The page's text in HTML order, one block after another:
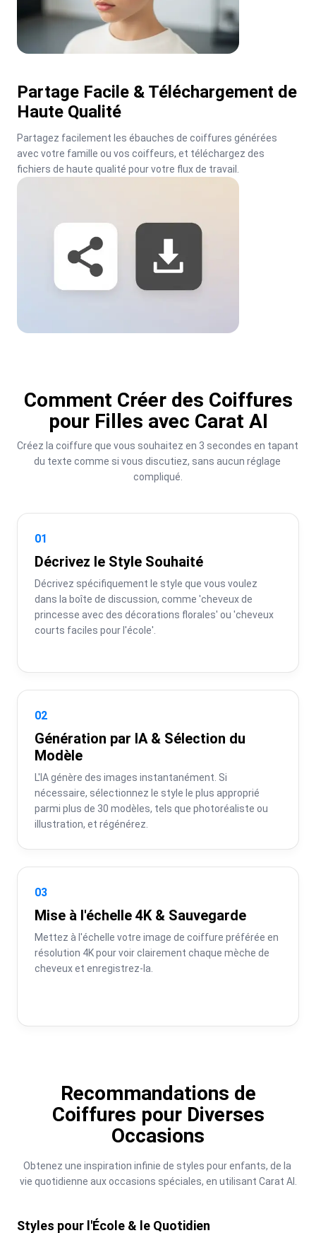
Partage Facile & Téléchargement de
Haute Qualité
Partagez facilement les ébauches de coiffures générées
avec votre famille ou vos coiffeurs, et téléchargez des
fichiers de haute qualité pour votre flux de travail.
Comment Créer des Coiffures
pour Filles avec Carat AI
Créez la coiffure que vous souhaitez en 3 secondes en tapant
du texte comme si vous discutiez, sans aucun réglage
compliqué.
01
Décrivez le Style Souhaité
Décrivez spécifiquement le style que vous voulez
dans la boîte de discussion, comme 'cheveux de
princesse avec des décorations florales' ou 'cheveux
courts faciles pour l'école'.
02
Génération par IA & Sélection du
Modèle
L'IA génère des images instantanément. Si
nécessaire, sélectionnez le style le plus approprié
parmi plus de 30 modèles, tels que photoréaliste ou
illustration, et régénérez.
03
Mise à l'échelle 4K & Sauvegarde
Mettez à l'échelle votre image de coiffure préférée en
résolution 4K pour voir clairement chaque mèche de
cheveux et enregistrez-la.
Recommandations de
Coiffures pour Diverses
Occasions
Obtenez une inspiration infinie de styles pour enfants, de la
vie quotidienne aux occasions spéciales, en utilisant Carat AI.
Styles pour l'École & le Quotidien